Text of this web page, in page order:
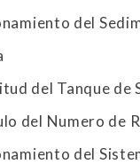
del
del Tanque de
del Numero de
del